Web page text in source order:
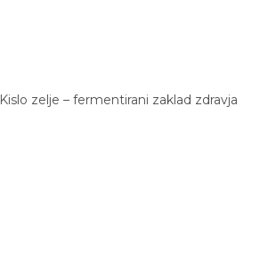
Kislo zelje – fermentirani zaklad zdravja